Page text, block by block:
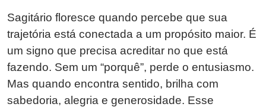
Sagitário floresce quando percebe que sua
trajetória está conectada a um propósito maior. É
um signo que precisa acreditar no que está
fazendo. Sem um “porquê”, perde o entusiasmo.
Mas quando encontra sentido, brilha com
sabedoria, alegria e generosidade. Esse